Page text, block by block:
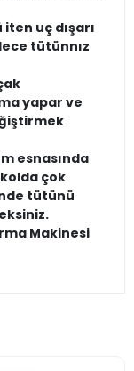
uç dışarı
tütünnız
yapar ve
esnasında
çok
tütünü
Makinesi